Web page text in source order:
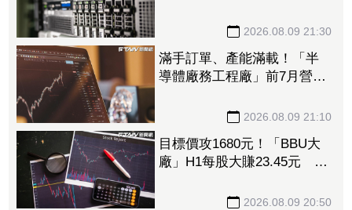
2026.08.09 21:30
滿手訂單、產能滿載！「半
導體廠務工程廠」前7月營收
2026.08.09 21:10
目標價攻1680元！「BBU大
廠」H1每股大賺23.45元 資
化推升毛利率 2026.08.09 20:50